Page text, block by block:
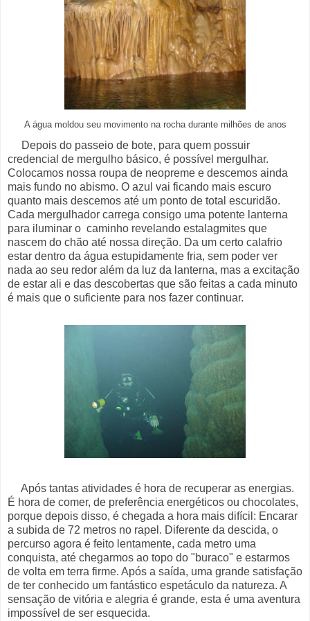
A água moldou seu movimento na rocha durante milhões de anos
Depois do passeio de bote, para quem possuir
credencial de mergulho básico, é possível mergulhar.
Colocamos nossa roupa de neopreme e descemos ainda
mais fundo no abismo. O azul vai ficando mais escuro
quanto mais descemos até um ponto de total escuridão.
Cada mergulhador carrega consigo uma potente lanterna
para iluminar o caminho revelando estalagmites que
nascem do chão até nossa direção. Da um certo calafrio
estar dentro da água estupidamente fria, sem poder ver
nada ao seu redor além da luz da lanterna, mas a excitação
de estar ali e das descobertas que são feitas a cada minuto
é mais que o suficiente para nos fazer continuar.
Após tantas atividades é hora de recuperar as energias.
É hora de comer, de preferência energéticos ou chocolates,
porque depois disso, é chegada a hora mais difícil: Encarar
a subida de 72 metros no rapel. Diferente da descida, o
percurso agora é feito lentamente, cada metro uma
conquista, até chegarmos ao topo do "buraco" e estarmos
de volta em terra firme. Após a saída, uma grande satisfação
de ter conhecido um fantástico espetáculo da natureza. A
sensação de vitória e alegria é grande, esta é uma aventura
impossível de ser esquecida.